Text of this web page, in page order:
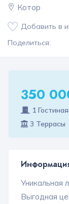
Котор
Добавить в
Поделиться:
350
1 Гостиная
3 Террасы
Уникальная
Выгодная